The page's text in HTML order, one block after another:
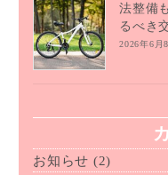
法整備
るべき
2026年6月
お知らせ (2)